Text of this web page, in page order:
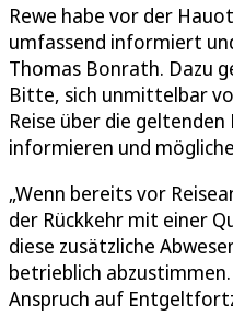
Rewe habe vor der
umfassend informiert
Thomas Bonrath. Dazu
Bitte, sich unmittelbar
Reise über die
informieren und
„Wenn bereits vor
der Rückkehr mit einer
diese zusätzliche
betrieblich
Anspruch auf